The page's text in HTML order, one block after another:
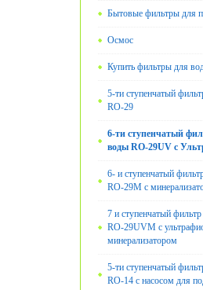
Бытовые фильтры для
Oсмос
Купить фильтры для
5-ти ступенчатый
RO-29
6-ти ступенчатый
воды RO-29UV с
6- и ступенчатый
RO-29М с
7 и ступенчатый
RO-29UVM с
минерализатором
5-ти ступенчатый
RO-14 с насосом для